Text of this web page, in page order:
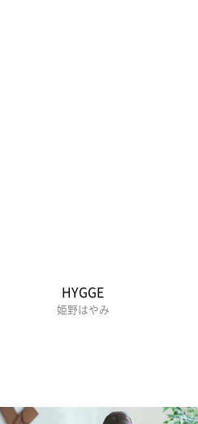
HYGGE
姫野はやみ